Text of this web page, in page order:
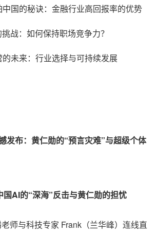
国的秘诀：金融行业高回报率的优势
战：如何保持职场竞争力？
未来：行业选择与可持续发展
发布：黄仁勋的“预言灾难”与超级个体
国AI的“深海”反击与黄仁勋的担忧
师与科技专家 Frank（兰华峰）连线直